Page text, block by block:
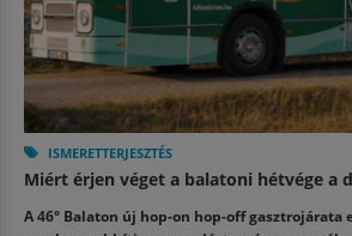
ISMERETTERJESZTÉS
Miért érjen véget a balatoni hétvége a
A 46° Balaton új hop-on hop-off gasztrojárata